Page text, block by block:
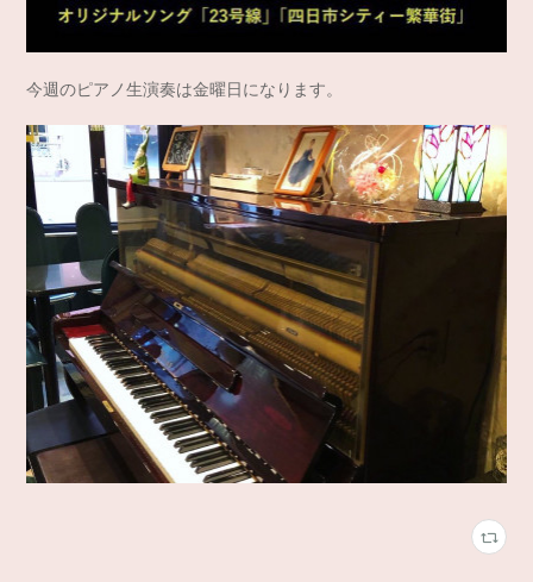
今週のピアノ生演奏は金曜日になります。